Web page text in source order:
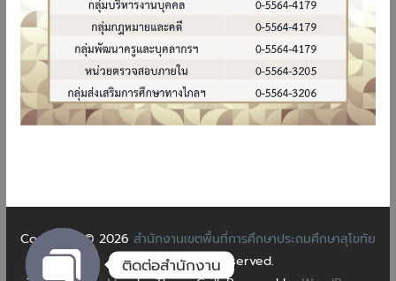
Copyright © 2026 สำนักงานเขตพื้นที่การศึกษาประถมศึกษาสุโขทัย
เขต 2. All rights reserved.
ติดต่อสำนักงาน